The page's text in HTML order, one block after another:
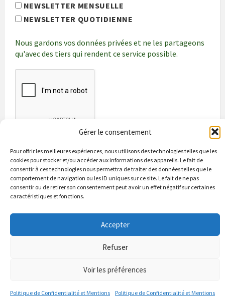
Gérer le consentement
Pour offrir les meilleures expériences, nous utilisons des technologies telles que les
cookies pour stocker et/ou accéder aux informations des appareils. Le fait de
consentir à ces technologies nous permettra de traiter des données telles que le
comportement de navigation ou les ID uniques sur ce site. Le fait de ne pas
consentir ou de retirer son consentement peut avoir un effet négatif sur certaines
caractéristiques et fonctions.
Accepter
Refuser
Voir les préférences
Politique de Confidentialité et Mentions Politique de Confidentialité et Mentions
NEWSLETTER MENSUELLE
NEWSLETTER QUOTIDIENNE
Nous gardons vos données privées et ne les partageons
qu'avec des tiers qui rendent ce service possible.
Bienvenue à Puycapel La municipalité
Actualités
Les bonnes adresses
Contacts & renseignements
Conformité à la loi RGPD
Puycapel.fr utilise des cookies pour améliorer les performance et
votre usage du site web. nous présumons de votre accord pour
le dicte et vous en donne le droit .